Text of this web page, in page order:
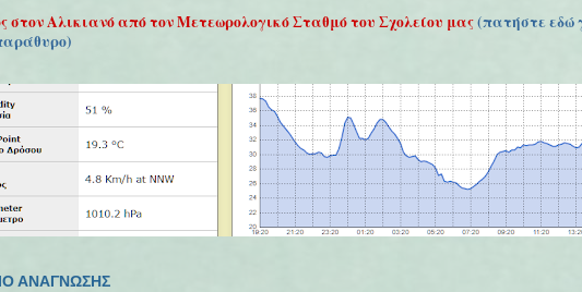
στον Αλικιανό από τον Μετεωρολογικό Σταθμό του Σχολείου μας(πατήστε εδώ
ΑΝΑΓΝΩΣΗΣ